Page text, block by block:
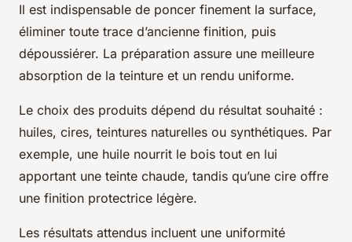
Il est indispensable de poncer finement la surface,
éliminer toute trace d’ancienne finition, puis
dépoussiérer. La préparation assure une meilleure
absorption de la teinture et un rendu uniforme.
Le choix des produits dépend du résultat souhaité :
huiles, cires, teintures naturelles ou synthétiques. Par
exemple, une huile nourrit le bois tout en lui
apportant une teinte chaude, tandis qu’une cire offre
une finition protectrice légère.
Les résultats attendus incluent une uniformité